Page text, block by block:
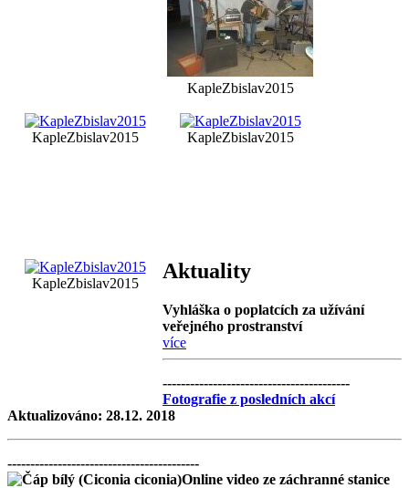
KapleZbislav2015
KapleZbislav2015 KapleZbislav2015
KapleZbislav2015
Aktuality
Vyhláška o poplatcích za užívání
veřejného prostranství
více
-----------------------------------------
Fotografie z posledních akcí
Aktualizováno: 28.12. 2018
------------------------------------------
Online video ze záchranné stanice